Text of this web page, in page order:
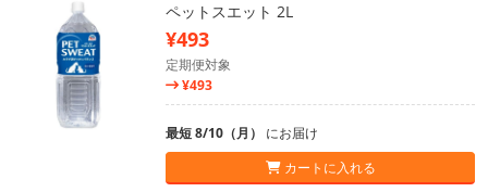
ペットスエット 2L
¥493
定期便対象
¥493
最短 8/10（月） にお届け
カートに入れる